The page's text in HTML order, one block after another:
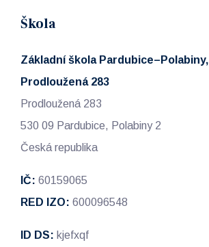
Škola
Základní škola Pardubice–Polabiny,
Prodloužená 283
Prodloužená 283
530 09 Pardubice, Polabiny 2
Česká republika
IČ: 60159065
RED IZO: 600096548
ID DS: kjefxqf